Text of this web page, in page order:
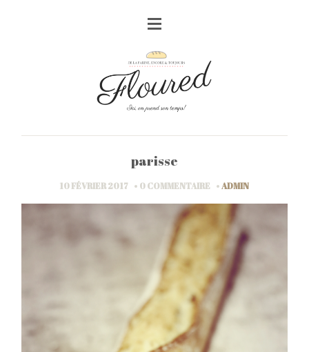
parisse
10 FÉVRIER 2017 0 COMMENTAIRE ADMIN